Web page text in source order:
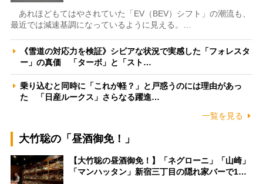
あれほどもてはやされていた「EV（BEV）シフト」の潮流も、
最近では減速基調になっているように見える。…
《雪道の対応力を検証》シビアな状況で実感した「フォレスタ
ー」の真価 「ターボ」と「スト…
乗り込むと同時に「これが軽？」と戸惑うのには理由があっ
た 「日産ルークス」さらなる躍進…
一覧を見る
大竹聡の「昼酒御免！」
【大竹聡の昼酒御免！】「ネグローニ」「山崎」
「マンハッタン」新宿三丁目の隠れ家バーで1…